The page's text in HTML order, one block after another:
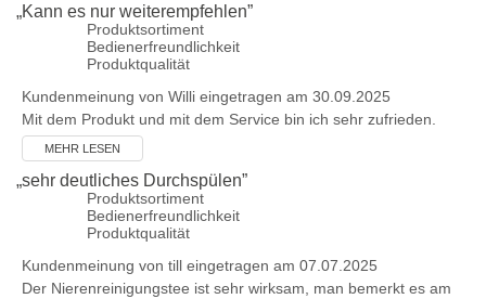
„Kann es nur weiterempfehlen”
Produktsortiment
Bedienerfreundlichkeit
Produktqualität
Kundenmeinung von Willi eingetragen am 30.09.2025
Mit dem Produkt und mit dem Service bin ich sehr zufrieden.
MEHR LESEN
„sehr deutliches Durchspülen”
Produktsortiment
Bedienerfreundlichkeit
Produktqualität
Kundenmeinung von till eingetragen am 07.07.2025
Der Nierenreinigungstee ist sehr wirksam, man bemerkt es am